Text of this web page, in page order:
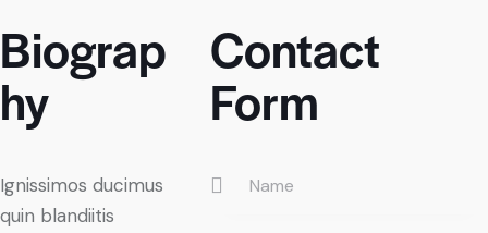
Biograp
hy
Ignissimos ducimus
quin blandiitis
Contact
Form